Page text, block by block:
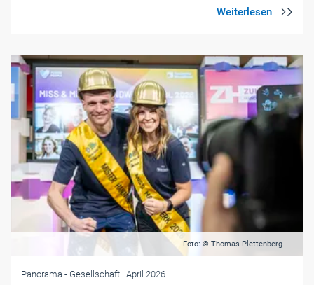
Foto: © Thomas Plettenberg
Panorama - Gesellschaft | April 2026